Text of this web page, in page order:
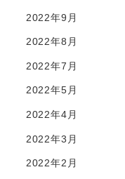
2022年9月
2022年8月
2022年7月
2022年5月
2022年4月
2022年3月
2022年2月